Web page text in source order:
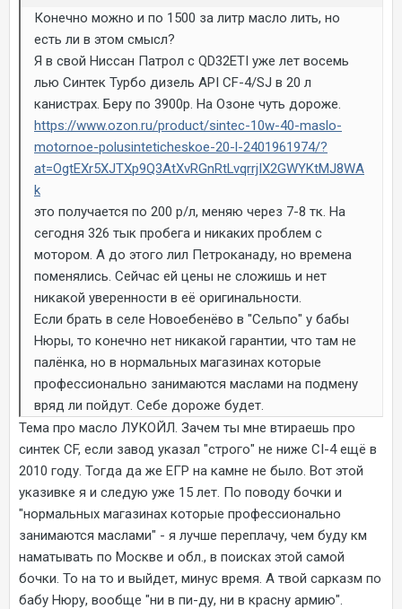
Конечно можно и по 1500 за литр масло лить, но
есть ли в этом смысл?
Я в свой Ниссан Патрол с QD32ETI уже лет восемь
лью Синтек Турбо дизель API CF-4/SJ в 20 л
канистрах. Беру по 3900р. На Озоне чуть дороже.
https://www.ozon.ru/product/sintec-10w-40-maslo-
motornoe-polusinteticheskoe-20-l-2401961974/?
at=OgtEXr5XJTXp9Q3AtXvRGnRtLvqrrjIX2GWYKtMJ8WA
k
это получается по 200 р/л, меняю через 7-8 тк. На
сегодня 326 тык пробега и никаких проблем с
мотором. А до этого лил Петроканаду, но времена
поменялись. Сейчас ей цены не сложишь и нет
никакой уверенности в её оригинальности.
Если брать в селе Новоебенёво в "Сельпо" у бабы
Нюры, то конечно нет никакой гарантии, что там не
палёнка, но в нормальных магазинах которые
профессионально занимаются маслами на подмену
вряд ли пойдут. Себе дороже будет.
Тема про масло ЛУКОЙЛ. Зачем ты мне втираешь про
синтек CF, если завод указал "строго" не ниже СI-4 ещё в
2010 году. Тогда да же ЕГР на камне не было. Вот этой
указивке я и следую уже 15 лет. По поводу бочки и
"нормальных магазинах которые профессионально
занимаются маслами" - я лучше переплачу, чем буду км
наматывать по Москве и обл., в поисках этой самой
бочки. То на то и выйдет, минус время. А твой сарказм по
бабу Нюру, вообще "ни в пи-ду, ни в красну армию".